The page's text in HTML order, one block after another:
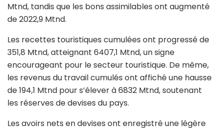
Mtnd, tandis que les bons assimilables ont augmenté
de 2022,9 Mtnd.
Les recettes touristiques cumulées ont progressé de
351,8 Mtnd, atteignant 6407,1 Mtnd, un signe
encourageant pour le secteur touristique. De même,
les revenus du travail cumulés ont affiché une hausse
de 194,1 Mtnd pour s’élever à 6832 Mtnd, soutenant
les réserves de devises du pays.
Les avoirs nets en devises ont enregistré une légère